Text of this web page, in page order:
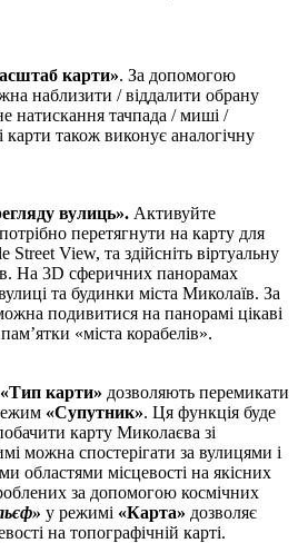
карти». За допомогою
наблизити / віддалити обрану
натискання тачпада / миші /
карти також виконує аналогічну
вулиць». Активуйте
перетягнути на карту для
View, та здійсніть віртуальну
На 3D сферичних панорамах
та будинки міста Миколаїв. За
подивитися на панорамі цікаві
«міста корабелів».
«Тип карти» дозволяють перемикати
«Супутник». Ця функція буде
карту Миколаєва зі
можна спостерігати за вулицями і
областями місцевості на якісних
за допомогою космічних
у режимі «Карта» дозволяє
на топографічній карті.